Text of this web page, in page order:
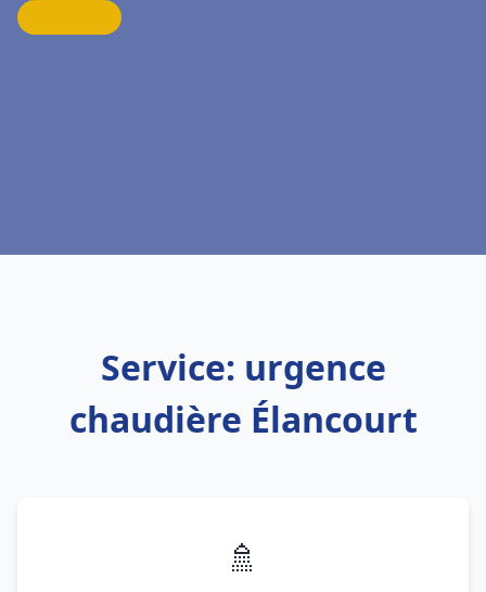
Service: urgence
chaudière Élancourt
🚿